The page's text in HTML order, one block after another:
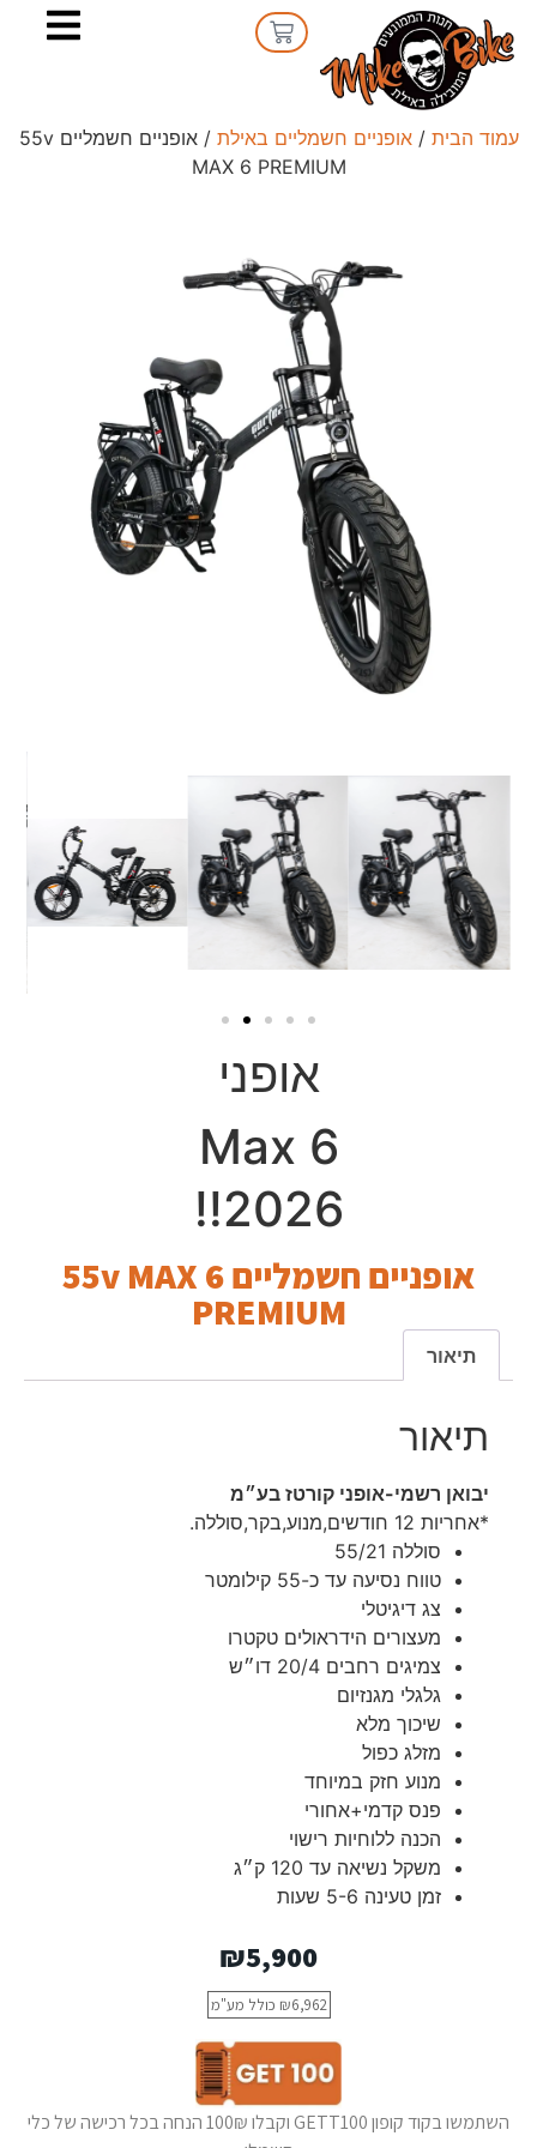
עמוד הבית /אופניים חשמליים באילת
/ אופניים חשמליים 55v
MAX 6 PREMIUM
אופני
6 Max
2026!!
אופניים חשמליים 55v MAX 6
PREMIUM
תיאור
תיאור
יבואן רשמי-אופני קורטז בע״מ
*אחריות 12 חודשים,מנוע,בקר,סוללה.
סוללה 55/21
טווח נסיעה עד כ-55 קילומטר
צג דיגיטלי
מעצורים הידראולים טקטרו
צמיגים רחבים 20/4 דו״ש
גלגלי מגנזיום
שיכוך מלא
מזלג כפול
מנוע חזק במיוחד
פנס קדמי+אחורי
הכנה ללוחיות רישוי
משקל נשיאה עד 120 ק״ג
זמן טעינה 5-6 שעות
₪5,900
₪6,962 כולל מע"מ
השתמשו בקוד קופון GETT100 וקבלו 100₪ הנחה בכל רכישה של כלי